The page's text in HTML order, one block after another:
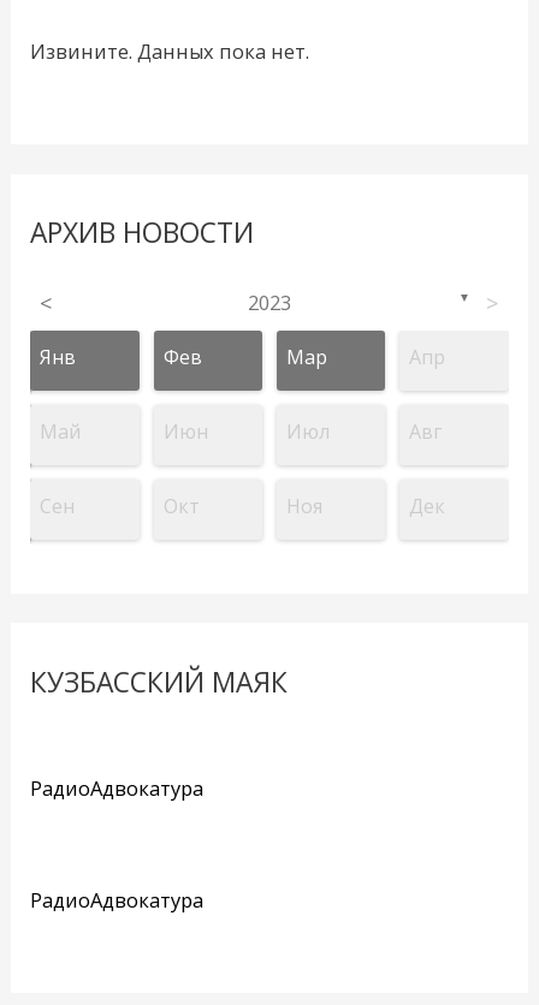
Извините. Данных пока нет.
АРХИВ НОВОСТИ
< 2023 ▼ >
Янв Фев Мар Апр
Май Июн Июл Авг
Сен Окт Ноя Дек
КУЗБАССКИЙ МАЯК
РадиоАдвокатура
РадиоАдвокатура